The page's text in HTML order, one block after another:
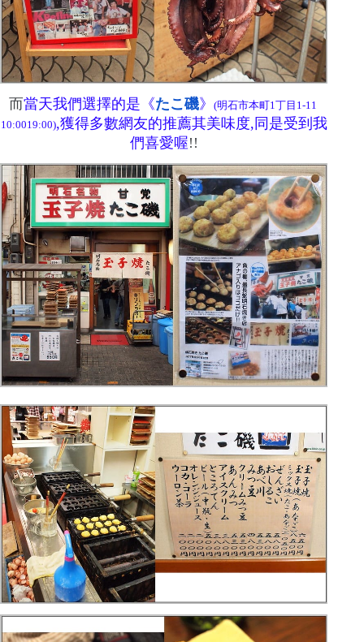
而當天我們選擇的是《たこ磯》 (明石市本町1丁目 1-11
10:0019:00),獲得多數網友的推薦其美味度,同是受到我
們喜愛喔!!